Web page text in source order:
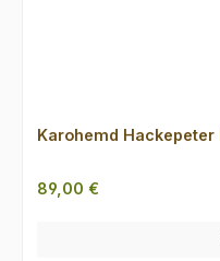
Karohemd Hackepeter
Regulärer Preis:
89,00 €